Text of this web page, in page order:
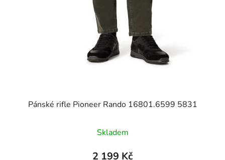
Pánské rifle Pioneer Rando 16801.6599 5831
Skladem
2 199 Kč